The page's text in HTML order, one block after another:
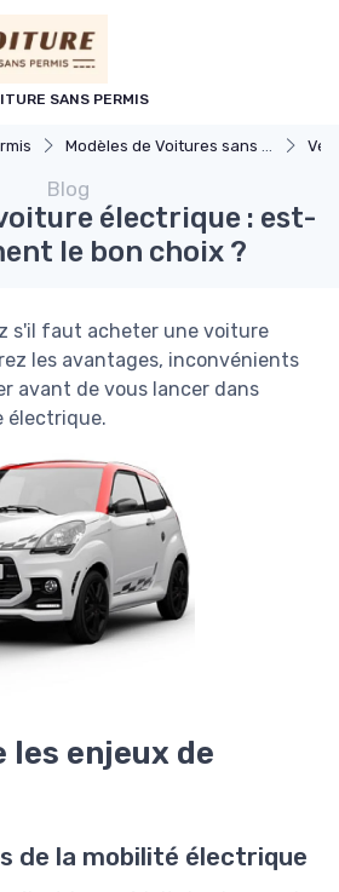
SANS PERMIS
Modèles de Voitures sans Permis
Blog
électrique : est-
le bon choix ?
s'il faut acheter une voiture
les avantages, inconvénients
avant de vous lancer dans
électrique.
les enjeux de
de la mobilité électrique